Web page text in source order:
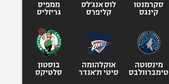
סקרמנטו
קינגס
לוס אנג'לס
קליפרס
ממפיס
גריזליס
מינסוטה
טימברוולבס
אוקלהומה
סיטי ת'אנדר
בוסטון
סלטיקס